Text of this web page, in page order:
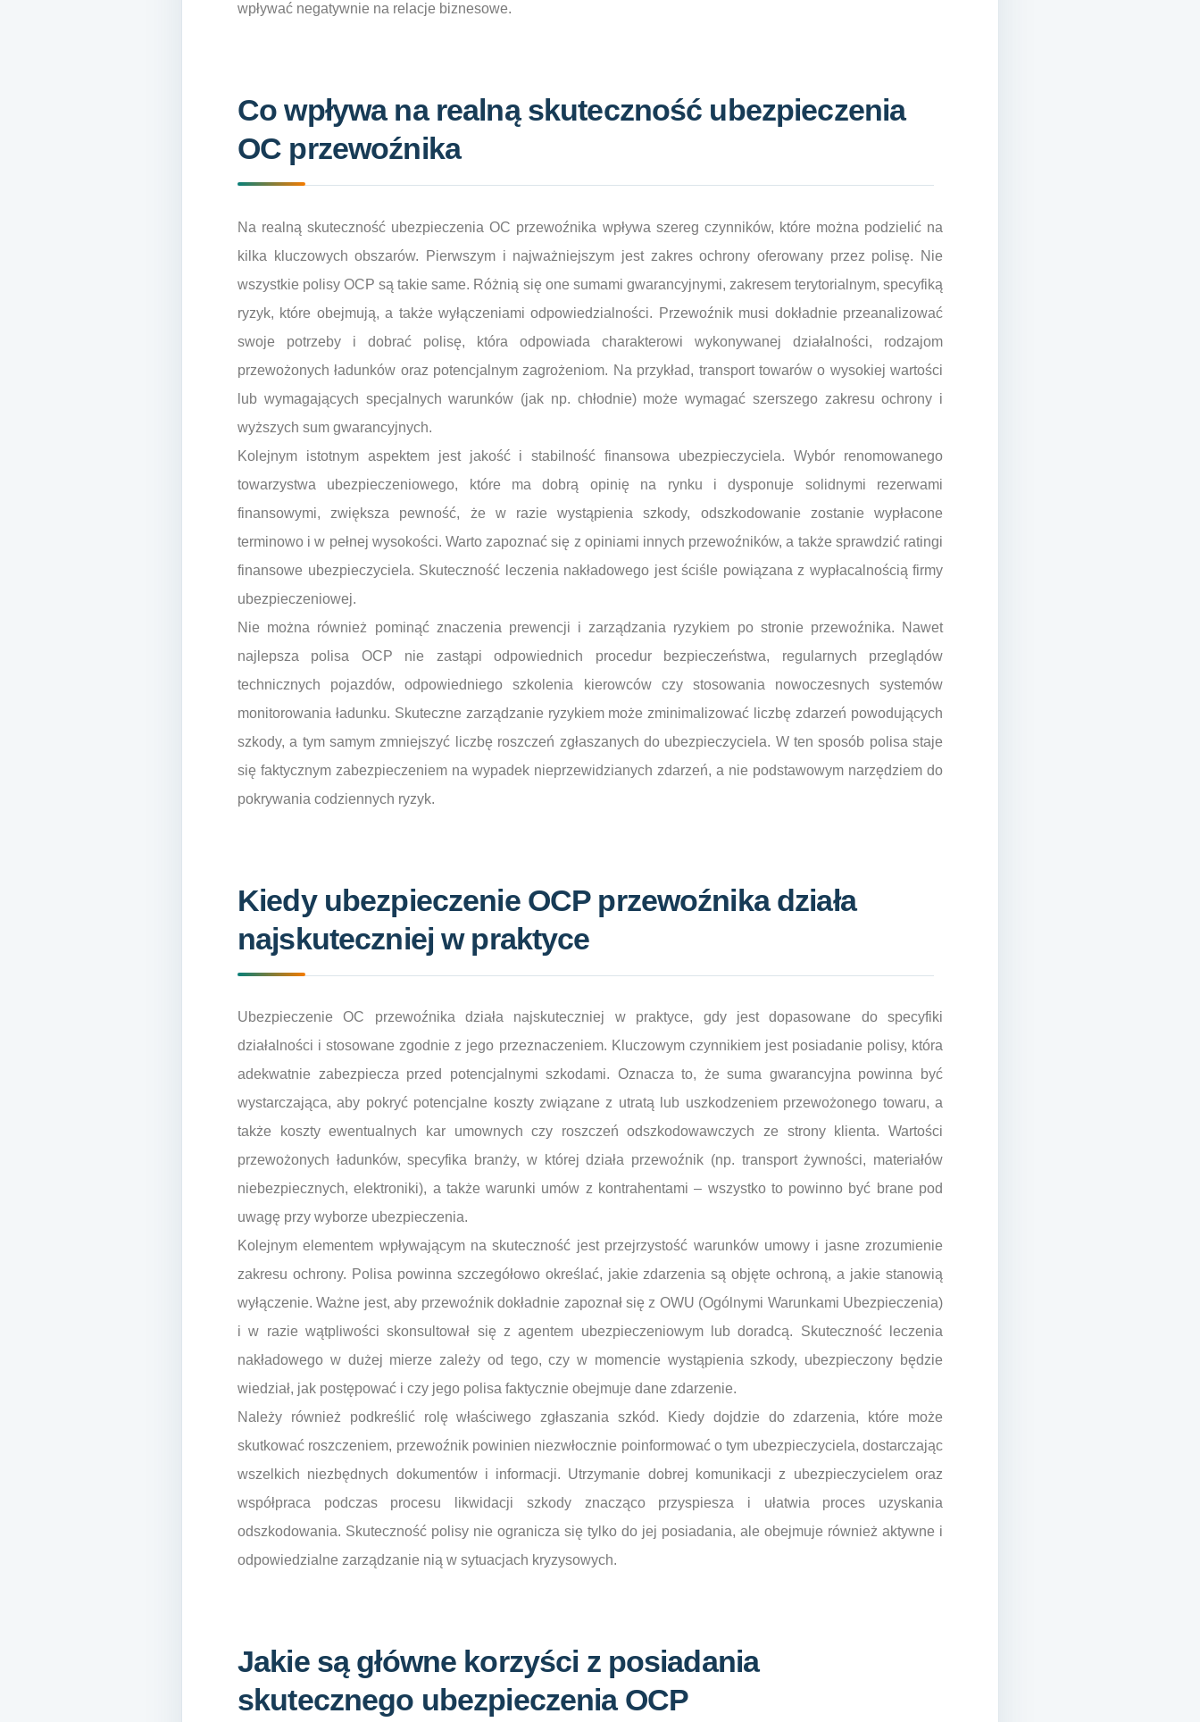
wpływać negatywnie na relacje biznesowe.
Co wpływa na realną skuteczność ubezpieczenia
OC przewoźnika
Na realną skuteczność ubezpieczenia OC przewoźnika wpływa szereg czynników, które można podzielić na
kilka kluczowych obszarów. Pierwszym i najważniejszym jest zakres ochrony oferowany przez polisę. Nie
wszystkie polisy OCP są takie same. Różnią się one sumami gwarancyjnymi, zakresem terytorialnym, specyfiką
ryzyk, które obejmują, a także wyłączeniami odpowiedzialności. Przewoźnik musi dokładnie przeanalizować
swoje potrzeby i dobrać polisę, która odpowiada charakterowi wykonywanej działalności, rodzajom
przewożonych ładunków oraz potencjalnym zagrożeniom. Na przykład, transport towarów o wysokiej wartości
lub wymagających specjalnych warunków (jak np. chłodnie) może wymagać szerszego zakresu ochrony i
wyższych sum gwarancyjnych.
Kolejnym istotnym aspektem jest jakość i stabilność finansowa ubezpieczyciela. Wybór renomowanego
towarzystwa ubezpieczeniowego, które ma dobrą opinię na rynku i dysponuje solidnymi rezerwami
finansowymi, zwiększa pewność, że w razie wystąpienia szkody, odszkodowanie zostanie wypłacone
terminowo i w pełnej wysokości. Warto zapoznać się z opiniami innych przewoźników, a także sprawdzić ratingi
finansowe ubezpieczyciela. Skuteczność leczenia nakładowego jest ściśle powiązana z wypłacalnością firmy
ubezpieczeniowej.
Nie można również pominąć znaczenia prewencji i zarządzania ryzykiem po stronie przewoźnika. Nawet
najlepsza polisa OCP nie zastąpi odpowiednich procedur bezpieczeństwa, regularnych przeglądów
technicznych pojazdów, odpowiedniego szkolenia kierowców czy stosowania nowoczesnych systemów
monitorowania ładunku. Skuteczne zarządzanie ryzykiem może zminimalizować liczbę zdarzeń powodujących
szkody, a tym samym zmniejszyć liczbę roszczeń zgłaszanych do ubezpieczyciela. W ten sposób polisa staje
się faktycznym zabezpieczeniem na wypadek nieprzewidzianych zdarzeń, a nie podstawowym narzędziem do
pokrywania codziennych ryzyk.
Kiedy ubezpieczenie OCP przewoźnika działa
najskuteczniej w praktyce
Ubezpieczenie OC przewoźnika działa najskuteczniej w praktyce, gdy jest dopasowane do specyfiki
działalności i stosowane zgodnie z jego przeznaczeniem. Kluczowym czynnikiem jest posiadanie polisy, która
adekwatnie zabezpiecza przed potencjalnymi szkodami. Oznacza to, że suma gwarancyjna powinna być
wystarczająca, aby pokryć potencjalne koszty związane z utratą lub uszkodzeniem przewożonego towaru, a
także koszty ewentualnych kar umownych czy roszczeń odszkodowawczych ze strony klienta. Wartości
przewożonych ładunków, specyfika branży, w której działa przewoźnik (np. transport żywności, materiałów
niebezpiecznych, elektroniki), a także warunki umów z kontrahentami – wszystko to powinno być brane pod
uwagę przy wyborze ubezpieczenia.
Kolejnym elementem wpływającym na skuteczność jest przejrzystość warunków umowy i jasne zrozumienie
zakresu ochrony. Polisa powinna szczegółowo określać, jakie zdarzenia są objęte ochroną, a jakie stanowią
wyłączenie. Ważne jest, aby przewoźnik dokładnie zapoznał się z OWU (Ogólnymi Warunkami Ubezpieczenia)
i w razie wątpliwości skonsultował się z agentem ubezpieczeniowym lub doradcą. Skuteczność leczenia
nakładowego w dużej mierze zależy od tego, czy w momencie wystąpienia szkody, ubezpieczony będzie
wiedział, jak postępować i czy jego polisa faktycznie obejmuje dane zdarzenie.
Należy również podkreślić rolę właściwego zgłaszania szkód. Kiedy dojdzie do zdarzenia, które może
skutkować roszczeniem, przewoźnik powinien niezwłocznie poinformować o tym ubezpieczyciela, dostarczając
wszelkich niezbędnych dokumentów i informacji. Utrzymanie dobrej komunikacji z ubezpieczycielem oraz
współpraca podczas procesu likwidacji szkody znacząco przyspiesza i ułatwia proces uzyskania
odszkodowania. Skuteczność polisy nie ogranicza się tylko do jej posiadania, ale obejmuje również aktywne i
odpowiedzialne zarządzanie nią w sytuacjach kryzysowych.
Jakie są główne korzyści z posiadania
skutecznego ubezpieczenia OCP